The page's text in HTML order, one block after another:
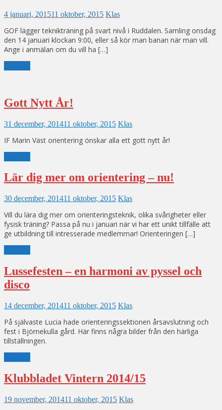
4 januari, 201511 oktober, 2015 Klas
GOF lägger teknikträning på svart nivå i Ruddalen. Samling onsdag
den 14 januari klockan 9:00, eller så kör man banan när man vill.
Ange i anmälan om du vill ha […]
Gott Nytt År!
31 december, 201411 oktober, 2015 Klas
IF Marin Väst orientering önskar alla ett gott nytt år!
Lär dig mer om orientering – nu!
30 december, 201411 oktober, 2015 Klas
Vill du lära dig mer om orienteringsteknik, olika svårigheter eller
fysisk träning? Passa på nu i januari när vi har ett unikt tillfälle att
ge utbildning till intresserade medlemmar! Orienteringen […]
Lussefesten – en harmoni av pyssel och
disco
14 december, 201411 oktober, 2015 Klas
På självaste Lucia hade orienteringssektionen årsavslutning och
fest i Björnekulla gård. Här finns några bilder från den härliga
tillställningen.
Klubbladet Vintern 2014/15
19 november, 201411 oktober, 2015 Klas